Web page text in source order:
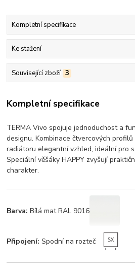
Kompletní specifikace
Ke stažení
Související zboží 3
Kompletní specifikace
TERMA Vivo spojuje jednoduchost a
designu. Kombinace čtvercových
radiátoru elegantní vzhled, ideální pro
Speciální věšáky HAPPY zvyšují
charakter.
Barva: Bílá mat RAL 9016
Připojení: Spodní na rozteč